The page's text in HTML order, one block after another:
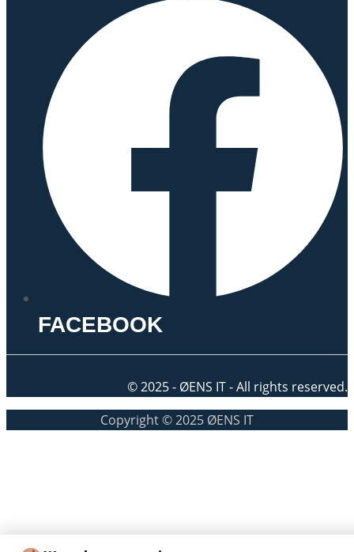
FACEBOOK
© 2025 - ØENS IT - All rights reserved.
Copyright © 2025 ØENS IT